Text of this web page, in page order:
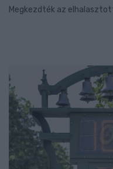
Megkezdték az